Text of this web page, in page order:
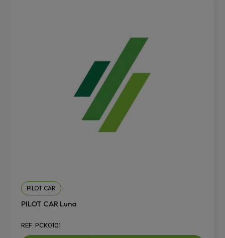
PILOT CAR
PILOT CAR Luna
REF: PCK0101